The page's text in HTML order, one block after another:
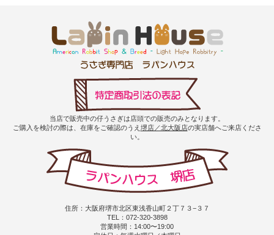
当店で販売中の仔うさぎは店頭での販売のみとなります。
ご購入を検討の際は、在庫をご確認のうえ 堺店／北大阪店の実店舗へご来店くださ
い。
住所：大阪府堺市北区東浅香山町２丁７３−３７
TEL：072-320-3898
営業時間：14:00〜19:00